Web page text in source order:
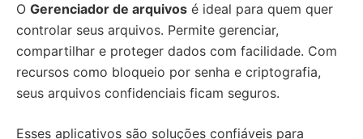
O Gerenciador de arquivos é ideal para quem quer
controlar seus arquivos. Permite gerenciar,
compartilhar e proteger dados com facilidade. Com
recursos como bloqueio por senha e criptografia,
seus arquivos confidenciais ficam seguros.
Esses aplicativos são soluções confiáveis para